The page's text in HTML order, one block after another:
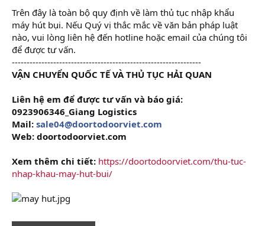
Trên đây là toàn bộ quy định về làm thủ tục nhập khẩu
máy hút bụi. Nếu Quý vị thắc mắc về văn bản pháp luật
nào, vui lòng liên hệ đến hotline hoặc email của chúng tôi
để được tư vấn.
----------------------------------------------------------------
VẬN CHUYỂN QUỐC TẾ VÀ THỦ TỤC HẢI QUAN
Liên hệ em để được tư vấn và báo giá:
0923906346_Giang Logistics
Mail: sale04@doortodoorviet.com
Web: doortodoorviet.com
Xem thêm chi tiết: https://doortodoorviet.com/thu-tuc-
nhap-khau-may-hut-bui/